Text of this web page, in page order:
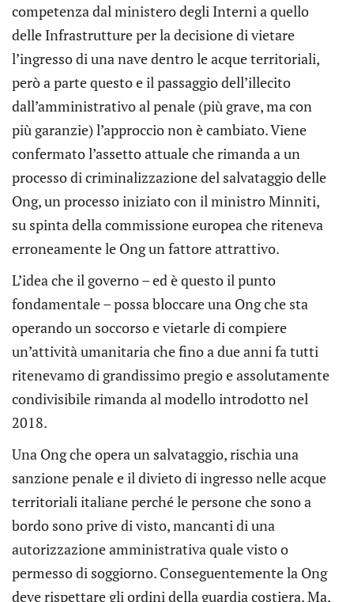
competenza dal ministero degli Interni a quello
delle Infrastrutture per la decisione di vietare
l’ingresso di una nave dentro le acque territoriali,
però a parte questo e il passaggio dell’illecito
dall’amministrativo al penale (più grave, ma con
più garanzie) l’approccio non è cambiato. Viene
confermato l’assetto attuale che rimanda a un
processo di criminalizzazione del salvataggio delle
Ong, un processo iniziato con il ministro Minniti,
su spinta della commissione europea che riteneva
erroneamente le Ong un fattore attrattivo.
L’idea che il governo – ed è questo il punto
fondamentale – possa bloccare una Ong che sta
operando un soccorso e vietarle di compiere
un’attività umanitaria che fino a due anni fa tutti
ritenevamo di grandissimo pregio e assolutamente
condivisibile rimanda al modello introdotto nel
2018.
Una Ong che opera un salvataggio, rischia una
sanzione penale e il divieto di ingresso nelle acque
territoriali italiane perché le persone che sono a
bordo sono prive di visto, mancanti di una
autorizzazione amministrativa quale visto o
permesso di soggiorno. Conseguentemente la Ong
deve rispettare gli ordini della guardia costiera. Ma,